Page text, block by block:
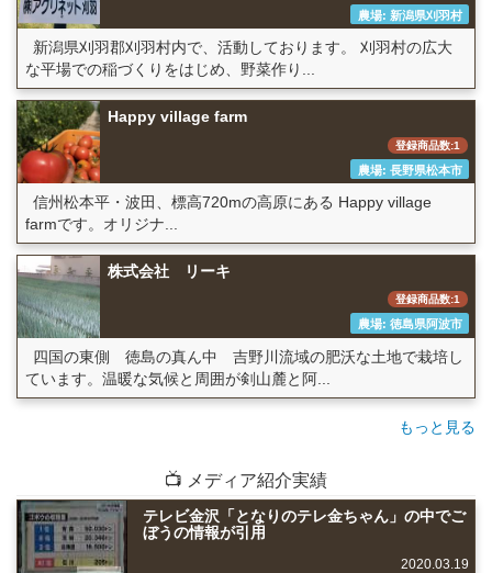
農場: 新潟県刈羽村
新潟県刈羽郡刈羽村内で、活動しております。 刈羽村の広大
な平場での稲づくりをはじめ、野菜作り...
Happy village farm
登録商品数:1
農場: 長野県松本市
信州松本平・波田、標高720mの高原にある Happy village
farmです。オリジナ...
株式会社 リーキ
登録商品数:1
農場: 徳島県阿波市
四国の東側 徳島の真ん中 吉野川流域の肥沃な土地で栽培し
ています。温暖な気候と周囲が剣山麓と阿...
もっと見る
📺 メディア紹介実績
テレビ金沢「となりのテレ金ちゃん」の中でご
ぼうの情報が引用
2020.03.19